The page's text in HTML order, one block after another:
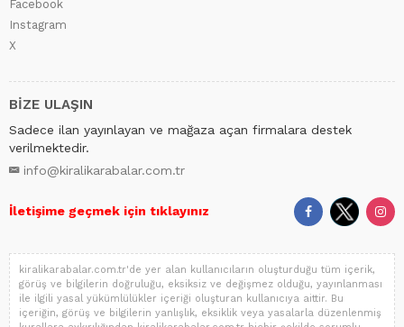
Facebook
Instagram
X
BİZE ULAŞIN
Sadece ilan yayınlayan ve mağaza açan firmalara destek
verilmektedir.
info@kiralikarabalar.com.tr
İletişime geçmek için tıklayınız
kiralikarabalar.com.tr'de yer alan kullanıcıların oluşturduğu tüm içerik,
görüş ve bilgilerin doğruluğu, eksiksiz ve değişmez olduğu, yayınlanması
ile ilgili yasal yükümlülükler içeriği oluşturan kullanıcıya aittir. Bu
içeriğin, görüş ve bilgilerin yanlışlık, eksiklik veya yasalarla düzenlenmiş